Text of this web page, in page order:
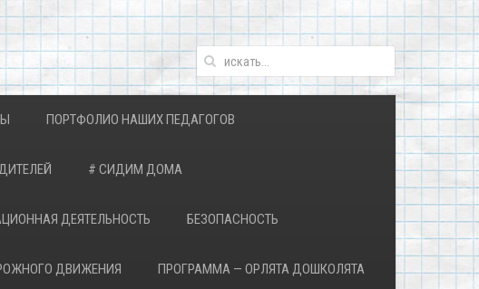
ПОРТФОЛИО НАШИХ ПЕДАГОГОВ
# СИДИМ ДОМА
ДЕЯТЕЛЬНОСТЬ БЕЗОПАСНОСТЬ
ДВИЖЕНИЯ ПРОГРАММА — ОРЛЯТА ДОШКОЛЯТА